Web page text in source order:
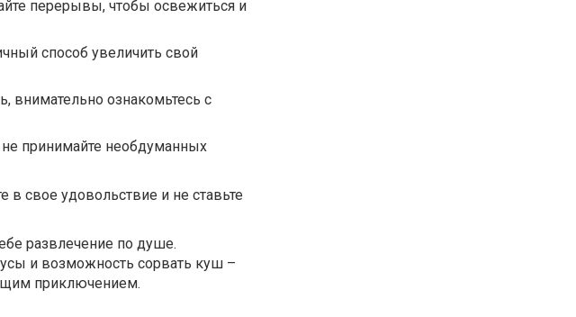
перерывы, чтобы освежиться и
способ увеличить свой
внимательно ознакомьтесь с
не принимайте необдуманных
в свое удовольствие и не ставьте
развлечение по душе.
и возможность сорвать куш –
приключением.